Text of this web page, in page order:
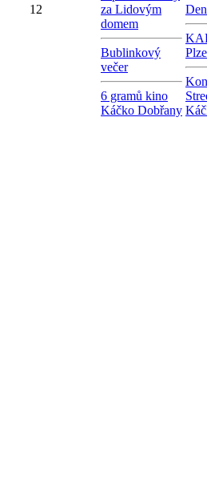
12
za Lidovým
domem
Bublinkový
večer
6 gramů kino
Káčko Dobřany